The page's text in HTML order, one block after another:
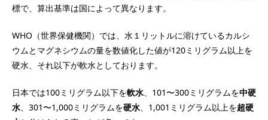
標で、算出基準は国によって異なります。
WHO（世界保健機関）では、水１リットルに溶けているカルシ
ウムとマグネシウムの量を数値化した値が120ミリグラム以上を
硬水、それ以下が軟水としております。
日本では100ミリグラム以下を軟水、101〜300ミリグラムを中硬
水、301〜1,000ミリグラムを硬水、1,001ミリグラム以上を超硬